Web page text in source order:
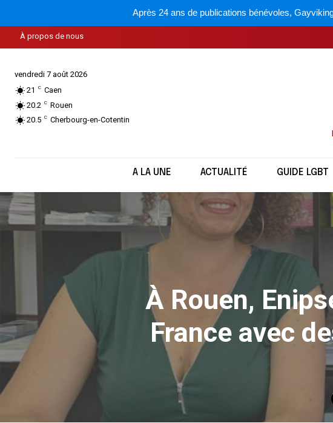
Après 24 ans de publications bénévoles,
À propos de nous
vendredi 7 août 2026
21
C Caen
20.2
C Rouen
20.5 C Cherbourg-en-Cotentin
A LA UNE ACTUALITÉ GUIDE LGBT
À Rouen,
France avec